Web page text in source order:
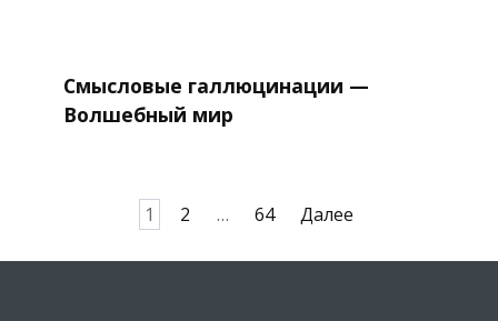
Смысловые галлюцинации —
Волшебный мир
1 2 … 64 Далее